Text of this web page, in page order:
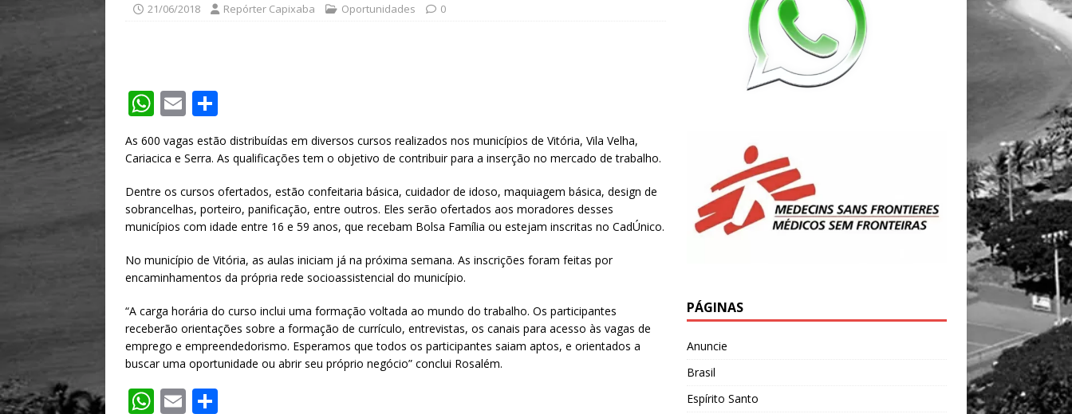
21/06/2018 Repórter Capixaba Oportunidades 0
W
h
at
A
p
p
E
m
ai
h
ar
e
As 600 vagas estão distribuídas em diversos cursos realizados nos municípios de Vitória, Vila Velha,
Cariacica e Serra. As qualificações tem o objetivo de contribuir para a inserção no mercado de trabalho.
Dentre os cursos ofertados, estão confeitaria básica, cuidador de idoso, maquiagem básica, design de
sobrancelhas, porteiro, panificação, entre outros. Eles serão ofertados aos moradores desses
municípios com idade entre 16 e 59 anos, que recebam Bolsa Família ou estejam inscritas no CadÚnico.
No município de Vitória, as aulas iniciam já na próxima semana. As inscrições foram feitas por
encaminhamentos da própria rede socioassistencial do município.
“A carga horária do curso inclui uma formação voltada ao mundo do trabalho. Os participantes
receberão orientações sobre a formação de currículo, entrevistas, os canais para acesso às vagas de
emprego e empreendedorismo. Esperamos que todos os participantes saiam aptos, e orientados a
buscar uma oportunidade ou abrir seu próprio negócio” conclui Rosalém.
W E
PÁGINAS
Anuncie
Brasil
Espírito Santo